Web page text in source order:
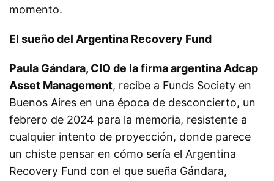
momento.
El sueño del Argentina Recovery Fund
Paula Gándara, CIO de la firma argentina Adcap
Asset Management, recibe a Funds Society en
Buenos Aires en una época de desconcierto, un
febrero de 2024 para la memoria, resistente a
cualquier intento de proyección, donde parece
un chiste pensar en cómo sería el Argentina
Recovery Fund con el que sueña Gándara,